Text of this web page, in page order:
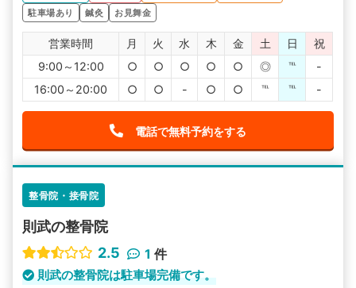
初めての事故でしたので、右も左もわからず保険会社も信
用できませんでしたところ辿り着いたのが交通事故病院さ
んでした。
通話は無料で時間を気にせず話せましたし、LINEですぐ確
認ができるなどわからないことはとことん聞いて納得のい
く解決法を見つけることができました。
何よりも、保険会社側でなく被害者側の視点で守られてい
た気がします。ですから安心して相談できました。
保険会社のいいなりにならなくて本当に良かったです。
駐車場あり
鍼灸 お見舞金
営業時間 月 火 水 木 金 土 日
祝
9:00～12:00
○ ○ ○ ○ ○ ◎ ℡
-
16:00～20:00
○ ○ - ○ ○ ℡ ℡ -
電話で無料予約をする
整骨院・接骨院
則武の整骨院
2.5
1 件
則武の整骨院は駐車場完備です。